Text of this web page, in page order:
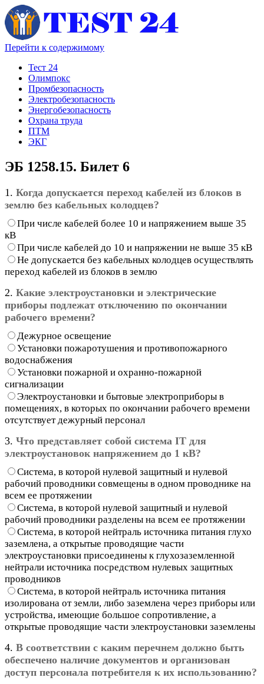
Перейти к содержимому
Тест 24
Олимпокс
Промбезопасность
Электробезопасность
Энергобезопасность
Охрана труда
ПТМ
ЭКГ
ЭБ 1258.15. Билет 6
1. Когда допускается переход кабелей из блоков в
землю без кабельных колодцев?
При числе кабелей более 10 и напряжением выше 35
кВ
При числе кабелей до 10 и напряжении не выше 35 кВ
Не допускается без кабельных колодцев осуществлять
переход кабелей из блоков в землю
2. Какие электроустановки и электрические
приборы подлежат отключению по окончании
рабочего времени?
Дежурное освещение
Установки пожаротушения и противопожарного
водоснабжения
Установки пожарной и охранно-пожарной
сигнализации
Электроустановки и бытовые электроприборы в
помещениях, в которых по окончании рабочего времени
отсутствует дежурный персонал
3. Что представляет собой система IT для
электроустановок напряжением до 1 кВ?
Система, в которой нулевой защитный и нулевой
рабочий проводники совмещены в одном проводнике на
всем ее протяжении
Система, в которой нулевой защитный и нулевой
рабочий проводники разделены на всем ее протяжении
Система, в которой нейтраль источника питания глухо
заземлена, а открытые проводящие части
электроустановки присоединены к глухозаземленной
нейтрали источника посредством нулевых защитных
проводников
Система, в которой нейтраль источника питания
изолирована от земли, либо заземлена через приборы или
устройства, имеющие большое сопротивление, а
открытые проводящие части электроустановки заземлены
4. В соответствии с каким перечнем должно быть
обеспечено наличие документов и организован
доступ персонала потребителя к их использованию?